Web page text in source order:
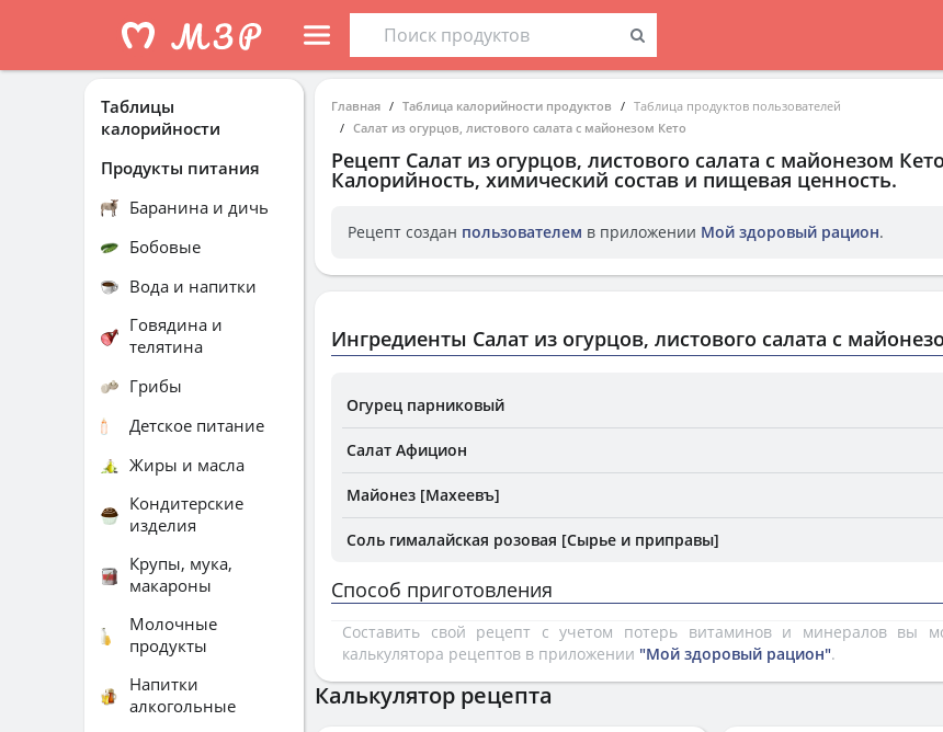
Главная Таблица калорийности продуктов
Таблица продуктов пользователей
Салат из огурцов, листового салата с майонезом Кето
Рецепт Салат из огурцов, листового салата с майонезом Кето
Калорийность, химический состав и пищевая ценность.
Рецепт создан пользователем в приложении Мой здоровый рацион.
Ингредиенты Салат из огурцов, листового салата с
Огурец парниковый
Салат Афицион
Майонез [Махеевъ]
Соль гималайская розовая [Сырье и приправы]
Способ приготовления
Составить свой рецепт с учетом потерь витаминов и минералов вы
калькулятора рецептов в приложении "Мой здоровый рацион".
Калькулятор рецепта
Таблицы
калорийности
Продукты питания
Баранина и дичь
Бобовые
Вода и напитки
Говядина и
телятина
Грибы
Детское питание
Жиры и масла
Кондитерские
изделия
Крупы, мука,
макароны
Молочные
продукты
Напитки
алкогольные